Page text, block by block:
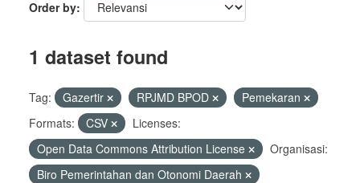
Order by
1 dataset found
Tag: Gazertir RPJMD BPOD
Pemekaran
Formats:
CSV
Licenses:
Open Data Commons Attribution License
Organisasi:
Biro Pemerintahan dan Otonomi Daerah